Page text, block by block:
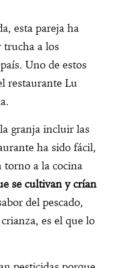
esta pareja ha
trucha a los
Uno de estos
restaurante Lu
granja incluir las
ha sido fácil,
torno a la cocina
se cultivan y crían
del pescado,
es el que lo